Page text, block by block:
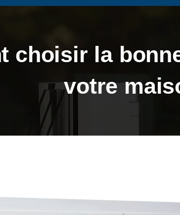
choisir la
votre